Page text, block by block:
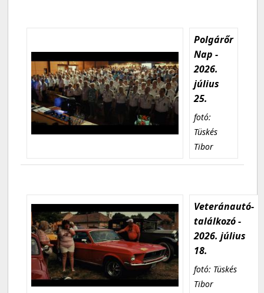
Polgárőr
Nap -
2026.
július
25.
fotó:
Tüskés
Tibor
Veteránautó-
találkozó -
2026. július
18.
fotó: Tüskés
Tibor